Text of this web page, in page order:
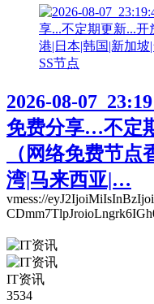
SS节点
2026-08-
免费分享…不定
（网络免费节点
湾|马来西亚|…
vmess://
IT资讯
3534